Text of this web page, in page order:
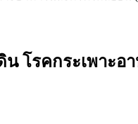
โรคกระเพาะอ